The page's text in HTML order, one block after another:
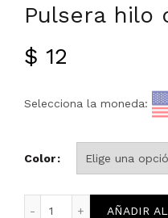
Pulsera hilo
$ 12
Selecciona la moneda:
Color
Pulsera hilo ojo
AÑADIR